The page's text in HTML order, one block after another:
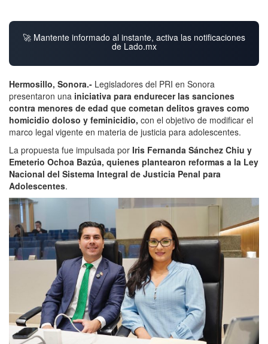
🚀 Mantente informado al instante, activa las notificaciones
de Lado.mx
Hermosillo, Sonora.- Legisladores del PRI en Sonora
presentaron una iniciativa para endurecer las sanciones
contra menores de edad que cometan delitos graves como
homicidio doloso y feminicidio, con el objetivo de modificar el
marco legal vigente en materia de justicia para adolescentes.
La propuesta fue impulsada por Iris Fernanda Sánchez Chiu y
Emeterio Ochoa Bazúa, quienes plantearon reformas a la Ley
Nacional del Sistema Integral de Justicia Penal para
Adolescentes.